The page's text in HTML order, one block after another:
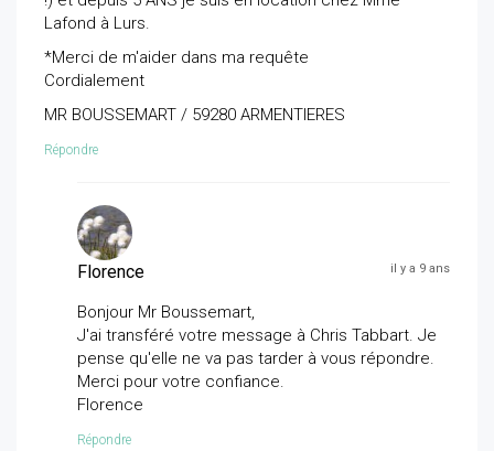
Lafond à Lurs.
*Merci de m'aider dans ma requête
Cordialement
MR BOUSSEMART / 59280 ARMENTIERES
Répondre
Florence il y a 9 ans
Bonjour Mr Boussemart,
J'ai transféré votre message à Chris Tabbart. Je
pense qu'elle ne va pas tarder à vous répondre.
Merci pour votre confiance.
Florence
Répondre